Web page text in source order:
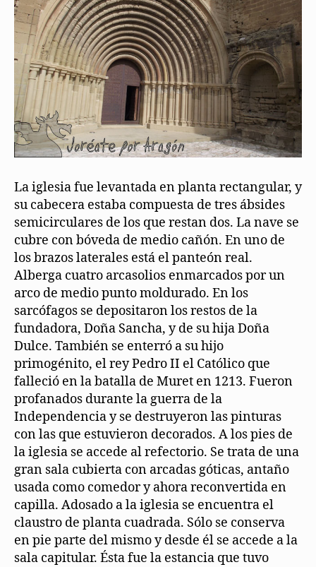
La iglesia fue levantada en planta rectangular, y
su cabecera estaba compuesta de tres ábsides
semicirculares de los que restan dos. La nave se
cubre con bóveda de medio cañón. En uno de
los brazos laterales está el panteón real.
Alberga cuatro arcasolios enmarcados por un
arco de medio punto moldurado. En los
sarcófagos se depositaron los restos de la
fundadora, Doña Sancha, y de su hija Doña
Dulce. También se enterró a su hijo
primogénito, el rey Pedro II el Católico que
falleció en la batalla de Muret en 1213. Fueron
profanados durante la guerra de la
Independencia y se destruyeron las pinturas
con las que estuvieron decorados. A los pies de
la iglesia se accede al refectorio. Se trata de una
gran sala cubierta con arcadas góticas, antaño
usada como comedor y ahora reconvertida en
capilla. Adosado a la iglesia se encuentra el
claustro de planta cuadrada. Sólo se conserva
en pie parte del mismo y desde él se accede a la
sala capitular. Ésta fue la estancia que tuvo